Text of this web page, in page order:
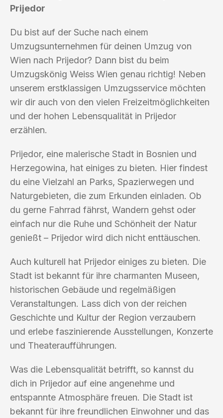
Prijedor
Du bist auf der Suche nach einem
Umzugsunternehmen für deinen Umzug von
Wien nach Prijedor? Dann bist du beim
Umzugskönig Weiss Wien genau richtig! Neben
unserem erstklassigen Umzugsservice möchten
wir dir auch von den vielen Freizeitmöglichkeiten
und der hohen Lebensqualität in Prijedor
erzählen.
Prijedor, eine malerische Stadt in Bosnien und
Herzegowina, hat einiges zu bieten. Hier findest
du eine Vielzahl an Parks, Spazierwegen und
Naturgebieten, die zum Erkunden einladen. Ob
du gerne Fahrrad fährst, Wandern gehst oder
einfach nur die Ruhe und Schönheit der Natur
genießt – Prijedor wird dich nicht enttäuschen.
Auch kulturell hat Prijedor einiges zu bieten. Die
Stadt ist bekannt für ihre charmanten Museen,
historischen Gebäude und regelmäßigen
Veranstaltungen. Lass dich von der reichen
Geschichte und Kultur der Region verzaubern
und erlebe faszinierende Ausstellungen, Konzerte
und Theateraufführungen.
Was die Lebensqualität betrifft, so kannst du
dich in Prijedor auf eine angenehme und
entspannte Atmosphäre freuen. Die Stadt ist
bekannt für ihre freundlichen Einwohner und das